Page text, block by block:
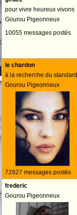
pour vivre heureux vivons
Gourou Pigeonneux
10055 messages postés
le chardon
à la recherche du standard
Gourou Pigeonneux
72927 messages postés
frederic
Gourou Pigeonneux